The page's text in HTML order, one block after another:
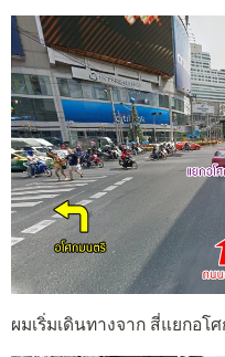
ผมเริ่มเดินทางจาก สี่แยกอ